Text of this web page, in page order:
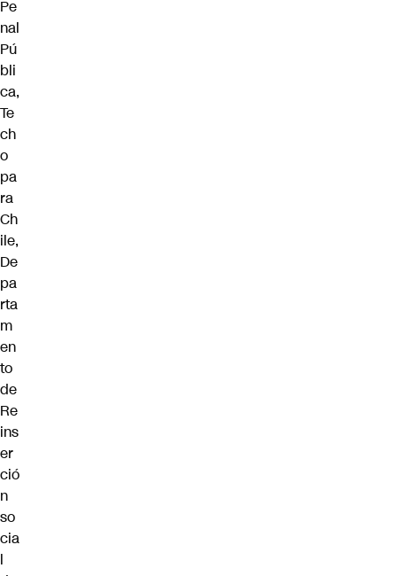
Pe
nal
Pú
bli
ca,
Te
ch
o
pa
ra
Ch
ile,
De
pa
rta
m
en
to
de
Re
ins
er
ció
n
so
cia
l